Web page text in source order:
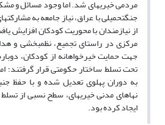
مردمی خیریه­ای شد. اما وجود مسائل و
جنگ­تحمیلی با عراق، نیاز جامعه به
از نیازمندان با محوریت کودکان افزایش­
مرکزی در راستای تجمیع، نظم­بخشی و
جهت حمایت خیرخواهانه از کودکان،
تحت تسلط ساختار حکومتی قرار گرفتند؛
به دوران پهلوی تعدیل شده و با حفظ
نهاهای مدنی خیریه­ای، سطح نسبی از
ایجاد کرده بود.